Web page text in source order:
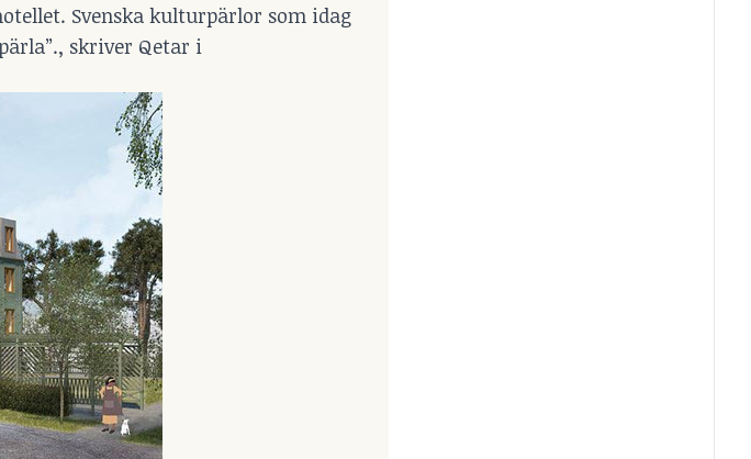
Svenska kulturpärlor som idag
skriver Qetar i